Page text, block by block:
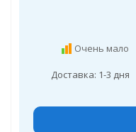
Очень мало
Доставка: 1-3 дня